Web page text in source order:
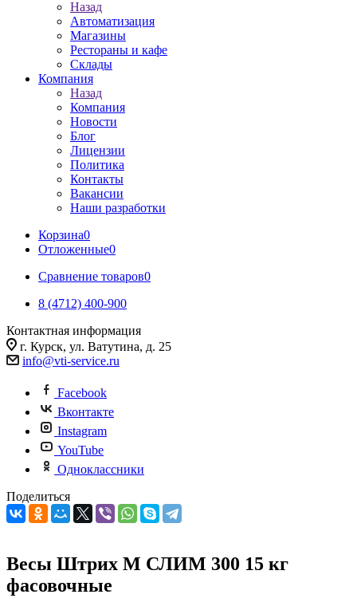
Назад
Автоматизация
Магазины
Рестораны и кафе
Склады
Компания
Назад
Компания
Новости
Блог
Лицензии
Политика
Контакты
Вакансии
Наши разработки
Корзина0
Отложенные0
Сравнение товаров0
8 (4712) 400-900
Контактная информация
г. Курск, ул. Ватутина, д. 25
info@vti-service.ru
Facebook
Вконтакте
Instagram
YouTube
Одноклассники
Поделиться
Весы Штрих М СЛИМ 300 15 кг
фасовочные